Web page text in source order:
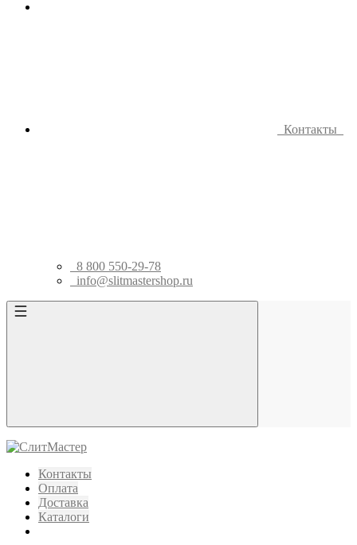
Контакты
8 800 550-29-78
info@slitmastershop.ru
Контакты
Оплата
Доставка
Каталоги